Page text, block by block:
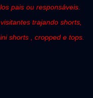
pais ou responsáveis.
trajando shorts,
shorts , cropped e tops.